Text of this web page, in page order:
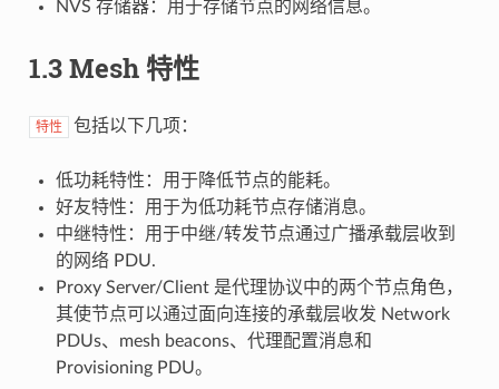
NVS 存储器：用于存储节点的网络信息。
1.3 Mesh 特性
特性 包括以下几项：
低功耗特性：用于降低节点的能耗。
好友特性：用于为低功耗节点存储消息。
中继特性：用于中继/转发节点通过广播承载层收到
的网络 PDU.
Proxy Server/Client 是代理协议中的两个节点角色，
其使节点可以通过面向连接的承载层收发 Network
PDUs、mesh beacons、代理配置消息和
Provisioning PDU。